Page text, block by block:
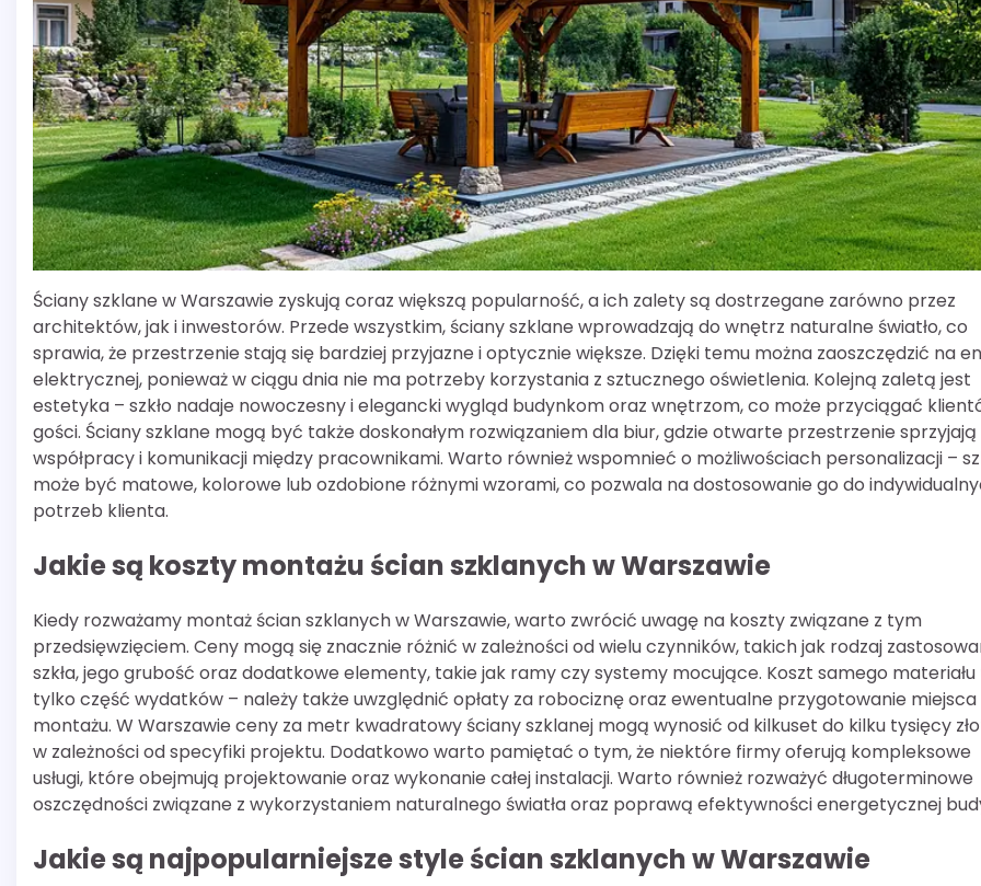
Ściany szklane w Warszawie zyskują coraz większą popularność, a ich zalety są dostrzegane zarówno przez
architektów, jak i inwestorów. Przede wszystkim, ściany szklane wprowadzają do wnętrz naturalne światło, co
sprawia, że przestrzenie stają się bardziej przyjazne i optycznie większe. Dzięki temu można zaoszczędzić na
elektrycznej, ponieważ w ciągu dnia nie ma potrzeby korzystania z sztucznego oświetlenia. Kolejną zaletą jest
estetyka – szkło nadaje nowoczesny i elegancki wygląd budynkom oraz wnętrzom, co może przyciągać
gości. Ściany szklane mogą być także doskonałym rozwiązaniem dla biur, gdzie otwarte przestrzenie sprzyjają
współpracy i komunikacji między pracownikami. Warto również wspomnieć o możliwościach personalizacji –
może być matowe, kolorowe lub ozdobione różnymi wzorami, co pozwala na dostosowanie go do
potrzeb klienta.
Jakie są koszty montażu ścian szklanych w Warszawie
Kiedy rozważamy montaż ścian szklanych w Warszawie, warto zwrócić uwagę na koszty związane z tym
przedsięwzięciem. Ceny mogą się znacznie różnić w zależności od wielu czynników, takich jak rodzaj
szkła, jego grubość oraz dodatkowe elementy, takie jak ramy czy systemy mocujące. Koszt samego materiału
tylko część wydatków – należy także uwzględnić opłaty za robociznę oraz ewentualne przygotowanie miejsca
montażu. W Warszawie ceny za metr kwadratowy ściany szklanej mogą wynosić od kilkuset do kilku tysięcy
w zależności od specyfiki projektu. Dodatkowo warto pamiętać o tym, że niektóre firmy oferują kompleksowe
usługi, które obejmują projektowanie oraz wykonanie całej instalacji. Warto również rozważyć długoterminowe
oszczędności związane z wykorzystaniem naturalnego światła oraz poprawą efektywności energetycznej
Jakie są najpopularniejsze style ścian szklanych w Warszawie